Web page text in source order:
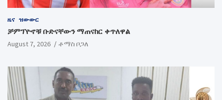
ዜና ዝውውር
ቻምፕዮኖቹ ቡድናቸውን ማጠናከር ቀጥለዋል
August 7, 2026 ቶማስ ቦጋለ